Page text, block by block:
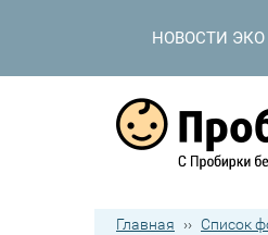
НОВОСТИ ЭКО
Главная ›› Список